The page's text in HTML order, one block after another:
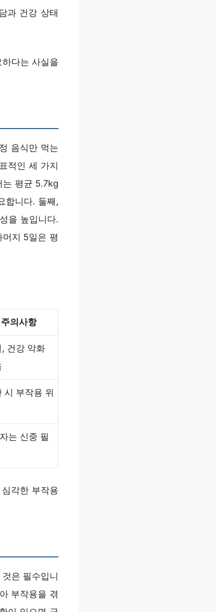
과 건강 상태
다는 사실을
음식만 먹는
적인 세 가지
는 평균 5.7kg
합니다. 둘째,
을 높입니다.
지 5일은 평
의사항
건강 악화
시 부작용 위
는 신중 필
각한 부작용
은 필수입니
부작용을 겪